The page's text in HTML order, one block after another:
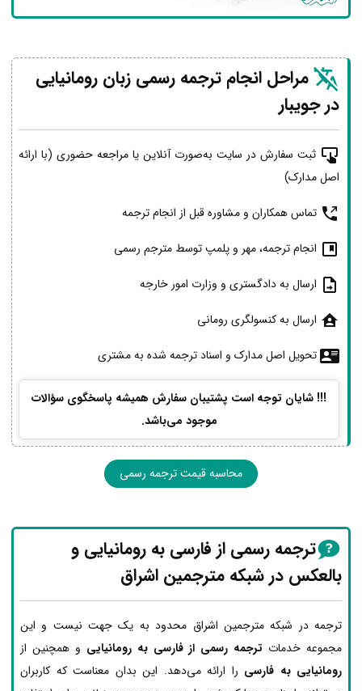
مراحل انجام ترجمه رسمی زبان رومانیایی
در جویبار
ثبت سفارش در سایت به‌صورت آنلاین یا مراجعه حضوری (با ارائه
اصل مدارک)
تماس همکاران و مشاوره قبل از انجام ترجمه
انجام ترجمه، مهر و پلمپ توسط مترجم رسمی
ارسال به دادگستری و وزارت امور خارجه
ارسال به کنسولگری رومانی
تحویل اصل مدارک و اسناد ترجمه شده به مشتری
!!! شایان توجه است پشتیبان سفارش همیشه پاسخگوی سؤالات
موجود می‌باشد.
محاسبه قیمت ترجمه رسمی
ترجمه رسمی از فارسی به رومانیایی و
بالعکس در شبکه مترجمین اشراق
ترجمه در شبکه مترجمین اشراق محدود به یک جهت نیست و این
مجموعه خدمات ترجمه رسمی از فارسی به رومانیایی و همچنین از
رومانیایی به فارسی را ارائه می‌دهد. این بدان معناست که کاربران